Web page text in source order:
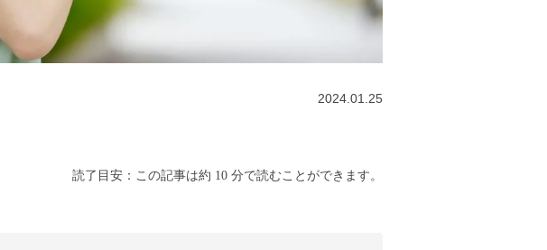
2024.01.25
読了目安：この記事は約 10 分で読むことができます。